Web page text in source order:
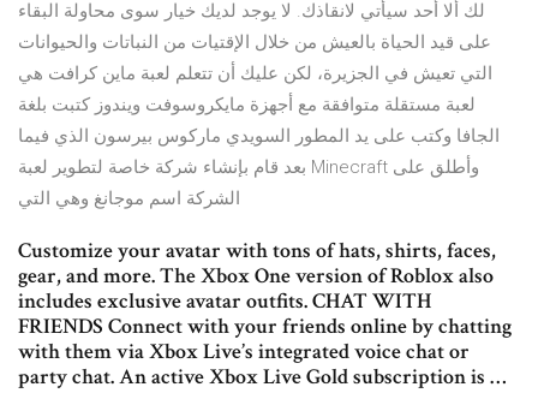
لك ألا أحد سيأتي لانقاذك. لا يوجد لديك خيار سوى محاولة البقاء
على قيد الحياة بالعيش من خلال الإقتيات من النباتات والحيوانات
التي تعيش في الجزيرة، لكن عليك أن تتعلم لعبة ماين كرافت هي
لعبة مستقلة متوافقة مع أجهزة مايكروسوفت ويندوز كتبت بلغة
الجافا وكتب على يد المطور السويدي ماركوس بيرسون الذي فيما
بعد قام بإنشاء شركة خاصة لتطوير لعبة Minecraft وأطلق على
الشركة اسم موجانغ وهي التي
Customize your avatar with tons of hats, shirts, faces,
gear, and more. The Xbox One version of Roblox also
includes exclusive avatar outfits. CHAT WITH
FRIENDS Connect with your friends online by chatting
with them via Xbox Live’s integrated voice chat or
party chat. An active Xbox Live Gold subscription is …